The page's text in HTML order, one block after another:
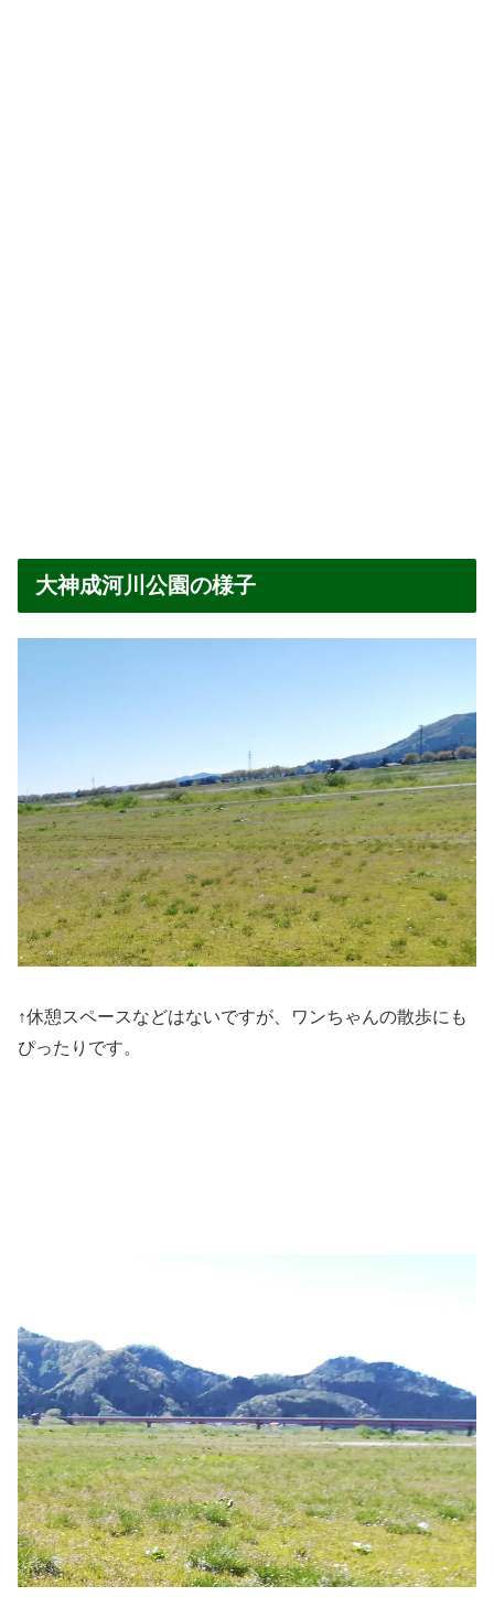
大神成河川公園の様子
↑休憩スペースなどはないですが、ワンちゃんの散歩にも
ぴったりです。